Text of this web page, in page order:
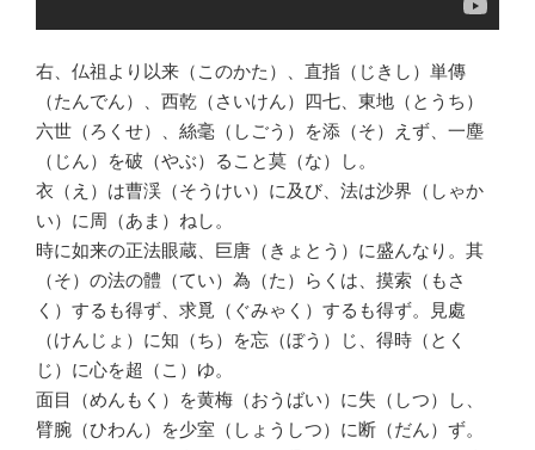
右、仏祖より以来（このかた）、直指（じきし）単傳
（たんでん）、西乾（さいけん）四七、東地（とうち）
六世（ろくせ）、絲毫（しごう）を添（そ）えず、一塵
（じん）を破（やぶ）ること莫（な）し。
衣（え）は曹渓（そうけい）に及び、法は沙界（しゃか
い）に周（あま）ねし。
時に如来の正法眼蔵、巨唐（きょとう）に盛んなり。其
（そ）の法の體（てい）為（た）らくは、摸索（もさ
く）するも得ず、求覓（ぐみゃく）するも得ず。見處
（けんじょ）に知（ち）を忘（ぼう）じ、得時（とく
じ）に心を超（こ）ゆ。
面目（めんもく）を黄梅（おうばい）に失（しつ）し、
臂腕（ひわん）を少室（しょうしつ）に断（だん）ず。